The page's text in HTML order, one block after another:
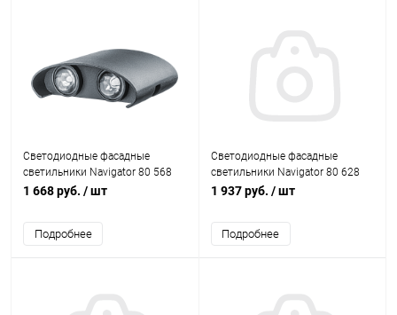
Светодиодные фасадные
светильники Navigator 80 568
NOF-D-W-038-01 4x1W 3000K
1 668 руб. / шт
Подробнее
Светодиодные фасадные
светильники Navigator 80 628
NOF-D-W-024-01 2x3W 3000K
1 937 руб. / шт
Подробнее